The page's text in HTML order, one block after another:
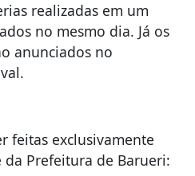
realizadas em um
no mesmo dia. Já os
anunciados no
feitas exclusivamente
Prefeitura de Barueri: